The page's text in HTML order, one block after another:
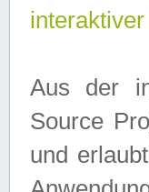
Aus der
Source
und